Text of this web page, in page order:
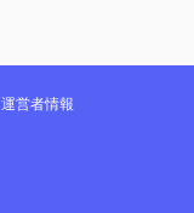
運営者情報